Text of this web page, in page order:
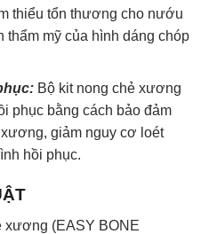
thiểu tổn thương cho nướu
thẩm mỹ của hình dáng chóp
Bộ kit nong chẻ xương
phục bằng cách bảo đảm
giảm nguy cơ loét
hồi phục.
xương (EASY BONE